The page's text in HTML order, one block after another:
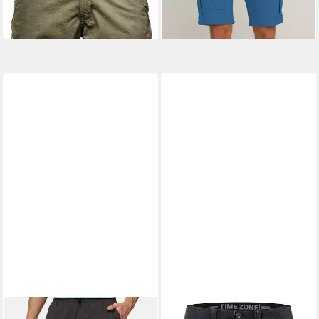
+1
INDICODE Cargoshorts TIMEZONE Cargoshorts